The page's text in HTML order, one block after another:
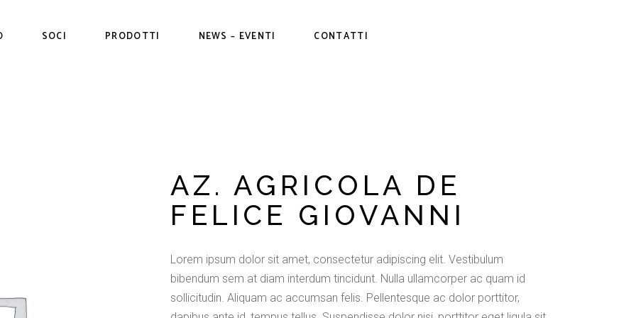
SOCI PRODOTTI NEWS – EVENTI CONTATTI
AZ. AGRICOLA DE
FELICE GIOVANNI
Lorem ipsum dolor sit amet, consectetur adipiscing elit. Vestibulum
bibendum sem at diam interdum tincidunt. Nulla ullamcorper ac quam id
sollicitudin. Aliquam ac accumsan felis. Pellentesque ac dolor porttitor,